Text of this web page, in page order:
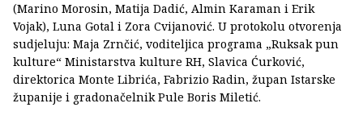
(Marino Morosin, Matija Dadić, Almin Karaman i Erik
Vojak), Luna Gotal i Zora Cvijanović. U protokolu otvorenja
sudjeluju: Maja Zrnčić, voditeljica programa „Ruksak pun
kulture“ Ministarstva kulture RH, Slavica Ćurković,
direktorica Monte Librića, Fabrizio Radin, župan Istarske
županije i gradonačelnik Pule Boris Miletić.